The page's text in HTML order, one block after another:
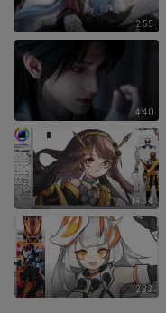
2:55
4:40
14:34
2:33